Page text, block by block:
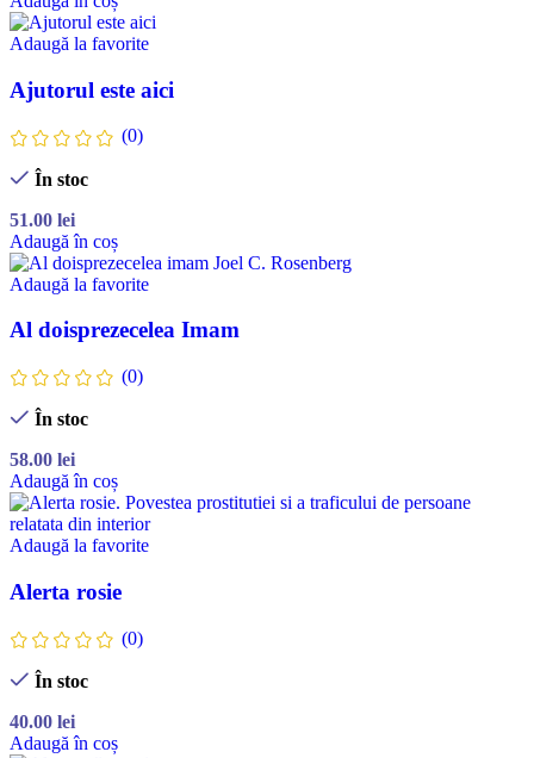
Adaugă la favorite
Ajutorul este aici
(0)
În stoc
51.00 lei
Adaugă în coș
Adaugă la favorite
Al doisprezecelea Imam
(0)
În stoc
58.00 lei
Adaugă în coș
Adaugă la favorite
Alerta rosie
(0)
În stoc
40.00 lei
Adaugă în coș